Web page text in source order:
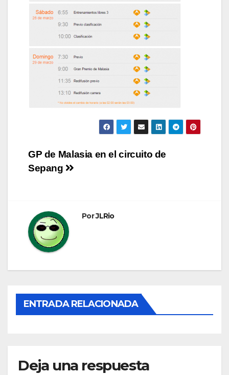
Navegación
de
GP de Malasia en el circuito de
Sepang
PorJLRio
ENTRADA RELACIONADA
Deja una respuesta